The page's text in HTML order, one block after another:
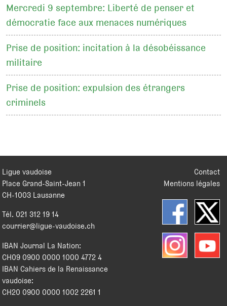
Mercredi 9 septembre: Liberté de penser et
démocratie face aux menaces numériques
Prise de position: incitation à la désobéissance
militaire
Prise de position: expulsion des étrangers
criminels
Contact
Mentions légales
Ligue vaudoise
Place Grand-Saint-Jean 1
CH-1003 Lausanne
Tél. 021 312 19 14
courrier@ligue-vaudoise.ch
IBAN Journal La Nation:
CH09 0900 0000 1000 4772 4
IBAN Cahiers de la Renaissance
vaudoise:
CH20 0900 0000 1002 2261 1